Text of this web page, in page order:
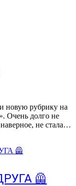
новую рубрику на
Очень долго не
не стала…
🦺